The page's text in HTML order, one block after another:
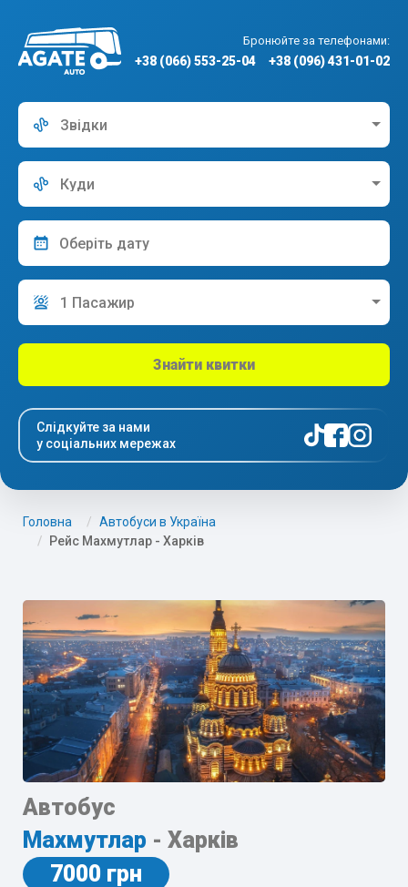
Бронюйте за телефонами:
+38 (066) 553-25-04 +38 (096) 431-01-02
Звідки
Куди
1 Пасажир
Знайти квитки
Слідкуйте за нами
у соціальних мережах
Головна
Автобуси в Україна
Рейс Махмутлар - Харків
Автобус
Махмутлар - Харків
7000 грн